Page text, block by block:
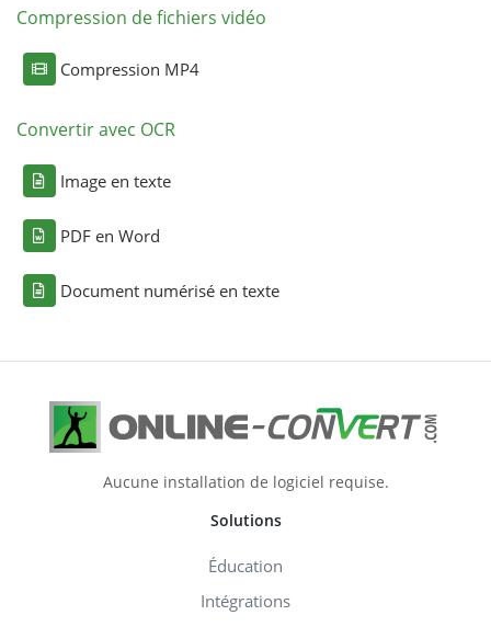
Compression de fichiers vidéo
Compression MP4
Convertir avec OCR
Image en texte
PDF en Word
Document numérisé en texte
Aucune installation de logiciel requise.
Solutions
Éducation
Intégrations